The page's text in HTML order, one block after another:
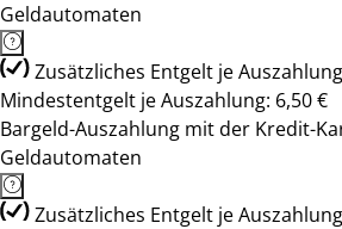
Geldautomaten
Zusätzliches Entgelt je
Mindestentgelt je Auszahlung: 6,50 €
Bargeld-Auszahlung mit der Kredit-
Geldautomaten
Zusätzliches Entgelt je